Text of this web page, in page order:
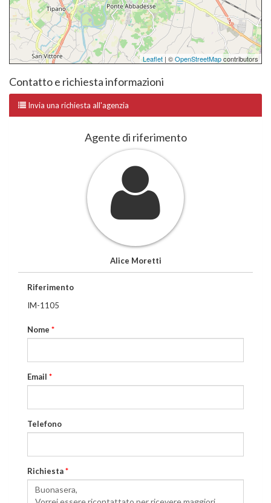
Leaflet | ©OpenStreetMapcontributors
Contatto e richiesta informazioni
Invia una richiesta all'agenzia
Agente di riferimento
Alice Moretti
Riferimento
IM-1105
Nome *
Email *
Telefono
Richiesta*